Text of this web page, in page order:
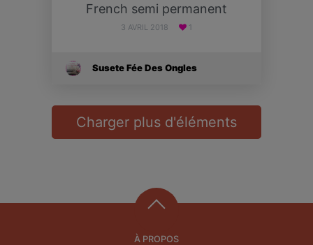
French semi permanent
3 AVRIL 2018 1
Susete Fée Des Ongles
Charger plus d'éléments
À PROPOS